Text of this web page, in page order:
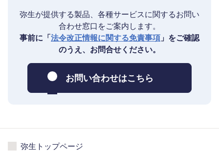
弥生が提供する製品、各種サービスに関するお問い
合わせ窓口をご案内します。
事前に「法令改正情報に関する免責事項 」をご確認
のうえ、お問合せください。
お問い合わせはこちら
弥生トップページ